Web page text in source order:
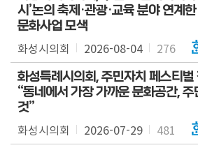
시’논의 축제·관광·교육 분야 연계
문화사업 모색
화성시의회 2026-08-04 276
화성특례시의회, 주민자치 페스티
“동네에서 가장 가까운 문화공간,
것”
화성시의회 2026-07-29 481